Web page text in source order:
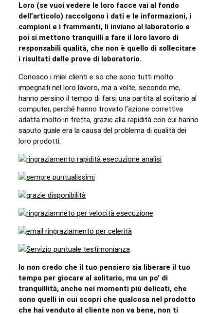
Loro (se vuoi vedere le loro facce vai al fondo
dell’articolo) raccolgono i dati e le informazioni, i
campioni e i frammenti, li inviano al laboratorio e
poi si mettono tranquilli a fare il loro lavoro di
responsabili qualità, che non è quello di sollecitare
i risultati delle prove di laboratorio.
Conosco i miei clienti e so che sono tutti molto
impegnati nel loro lavoro, ma a volte, secondo me,
hanno persino il tempo di farsi una partita al solitario al
computer, perché hanno trovato l’azione correttiva
adatta molto in fretta, grazie alla rapidità con cui hanno
saputo quale era la causa del problema di qualità dei
loro prodotti.
Io non credo che il tuo pensiero sia liberare il tuo
tempo per giocare al solitario, ma un po’ di
tranquillità, anche nei momenti più delicati, che
sono quelli in cui scopri che qualcosa nel prodotto
che hai venduto al cliente non va bene, non ti